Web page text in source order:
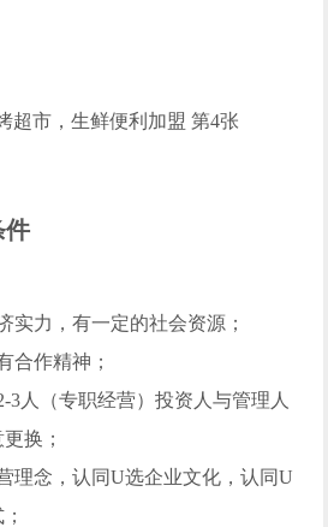
件
实力，有一定的社会资源；
合作精神；
3人（专职经营）投资人与管理人
换；
理念，认同U选企业文化，认同U